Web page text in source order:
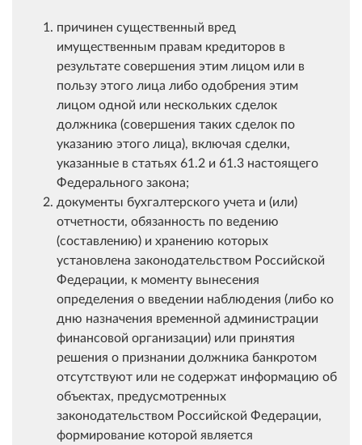
причинен существенный вред
имущественным правам кредиторов в
результате совершения этим лицом или в
пользу этого лица либо одобрения этим
лицом одной или нескольких сделок
должника (совершения таких сделок по
указанию этого лица), включая сделки,
указанные в статьях 61.2 и 61.3 настоящего
Федерального закона;
документы бухгалтерского учета и (или)
отчетности, обязанность по ведению
(составлению) и хранению которых
установлена законодательством Российской
Федерации, к моменту вынесения
определения о введении наблюдения (либо ко
дню назначения временной администрации
финансовой организации) или принятия
решения о признании должника банкротом
отсутствуют или не содержат информацию об
объектах, предусмотренных
законодательством Российской Федерации,
формирование которой является